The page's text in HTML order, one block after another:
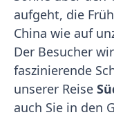
aufgeht, die
China wie auf
Der Besucher
faszinierende
unserer Reise
auch Sie in den